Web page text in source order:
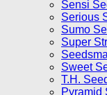
Sensi
Serious
Sumo
Super
Sweet
T.H.
Pyramid